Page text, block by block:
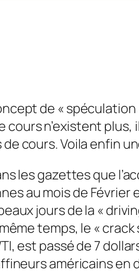
de «
n’existent
cours. Voila enfin
les gazettes que
au mois de
jours de la «
temps, le «
est passé de 7
américains en